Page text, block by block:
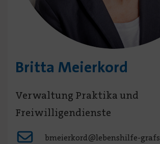
Britta Meierkord
Verwaltung Praktika und
Freiwilligendienste
bmeierkord@lebenshilfe-